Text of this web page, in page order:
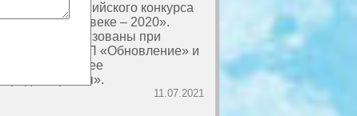
болгарско-российского конкурса
«Вместе в XXI веке – 2020».
Проекты реализованы при
поддержке РПП «Обновление» и
фонда «Будущее
Приднестровья».
11.07.2021